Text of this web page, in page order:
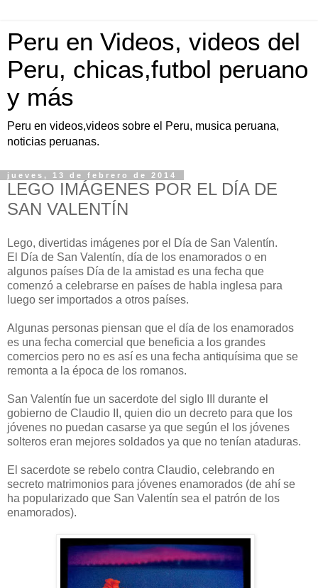
Peru en Videos, videos del
Peru, chicas,futbol peruano
y más
Peru en videos,videos sobre el Peru, musica peruana,
noticias peruanas.
jueves, 13 de febrero de 2014
LEGO IMÁGENES POR EL DÍA DE
SAN VALENTÍN
Lego, divertidas imágenes por el Día de San Valentín.
El Día de San Valentín, día de los enamorados o en
algunos países Día de la amistad es una fecha que
comenzó a celebrarse en países de habla inglesa para
luego ser importados a otros países.
Algunas personas piensan que el día de los enamorados
es una fecha comercial que beneficia a los grandes
comercios pero no es así es una fecha antiquísima que se
remonta a la época de los romanos.
San Valentín fue un sacerdote del siglo III durante el
gobierno de Claudio II, quien dio un decreto para que los
jóvenes no puedan casarse ya que según el los jóvenes
solteros eran mejores soldados ya que no tenían ataduras.
El sacerdote se rebelo contra Claudio, celebrando en
secreto matrimonios para jóvenes enamorados (de ahí se
ha popularizado que San Valentín sea el patrón de los
enamorados).